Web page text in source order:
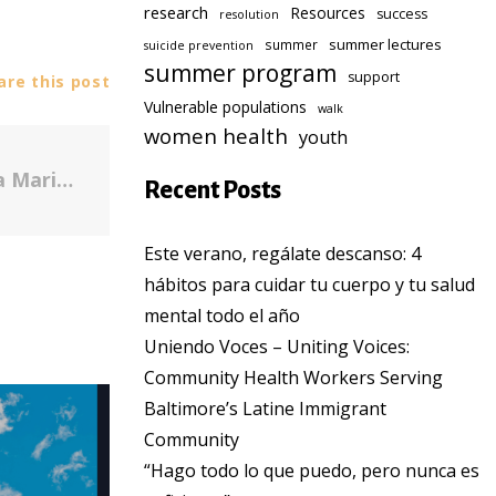
this post
International Women's Month - Donna Marie Fallon Batkis
research resolution Resources success
suicide prevention summer summer lectures
summer program support
Vulnerable populations walk
women health youth
Recent Posts
Este verano, regálate descanso: 4
hábitos para cuidar tu cuerpo y tu salud
mental todo el año
Uniendo Voces – Uniting Voices:
Community Health Workers Serving
Baltimore’s Latine Immigrant
Community
“Hago todo lo que puedo, pero nunca es